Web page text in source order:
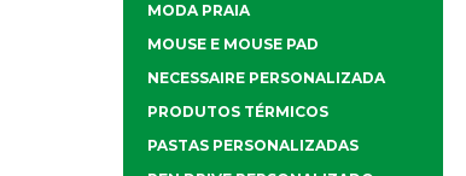
MODA PRAIA
MOUSE E MOUSE PAD
NECESSAIRE PERSONALIZADA
PRODUTOS TÉRMICOS
PASTAS PERSONALIZADAS